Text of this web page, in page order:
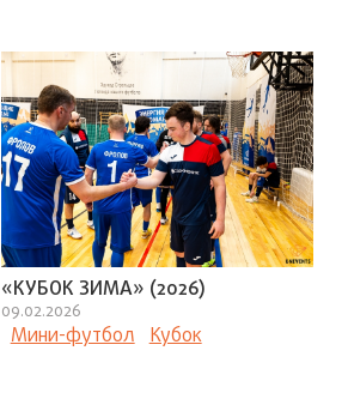
«КУБОК ЗИМА» (2026)
09.02.2026
Мини-футбол Кубок